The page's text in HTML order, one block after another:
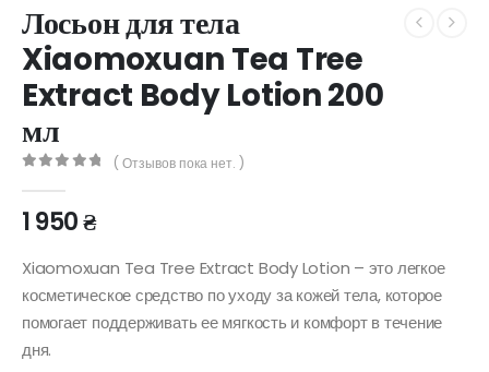
Лосьон для тела
Xiaomoxuan Tea Tree
Extract Body Lotion 200
мл
( Отзывов пока нет. )
1 950₴
Xiaomoxuan Tea Tree Extract Body Lotion – это легкое
косметическое средство по уходу за кожей тела, которое
помогает поддерживать ее мягкость и комфорт в течение
дня.